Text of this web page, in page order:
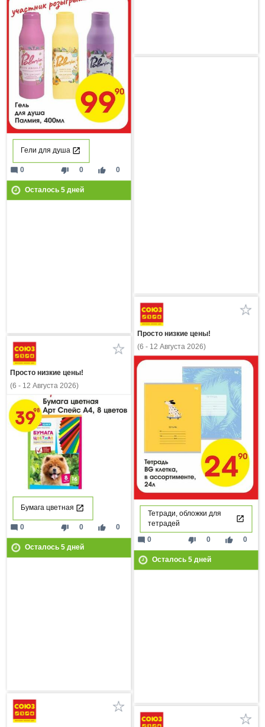
Гели для душа
thumb_down 0 thumb_up 0
mode_comment 0
Осталось 5дней
Просто низкие цены!
(6 - 12 Августа 2026)
Тетради, обложки для
тетрадей
thumb_down 0 thumb_up 0
mode_comment 0
Осталось 5дней
Просто низкие цены!
(6 - 12 Августа 2026)
Бумага цветная
thumb_down 0 thumb_up 0
mode_comment 0
Осталось 5дней